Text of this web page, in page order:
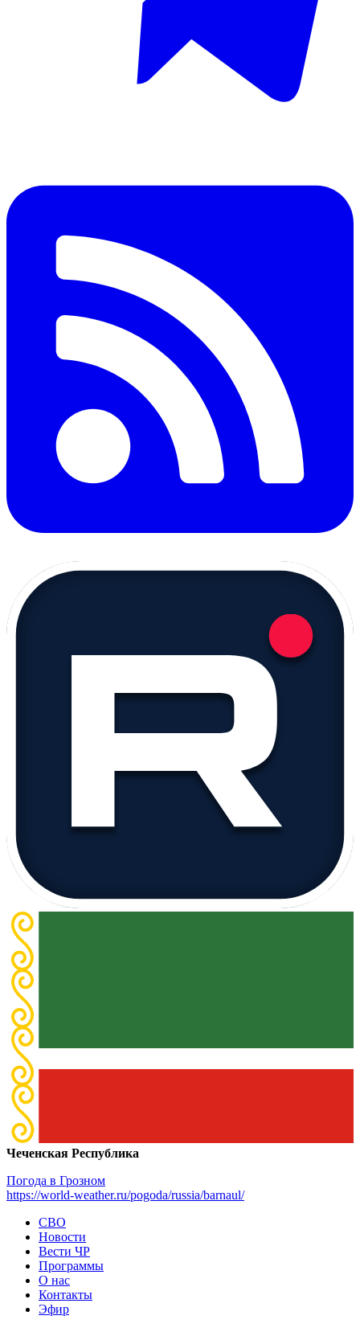
Чеченская Республика
Погода в Грозном
https://world-weather.ru/pogoda/russia/barnaul/
СВО
Новости
Вести ЧР
Программы
О нас
Контакты
Эфир